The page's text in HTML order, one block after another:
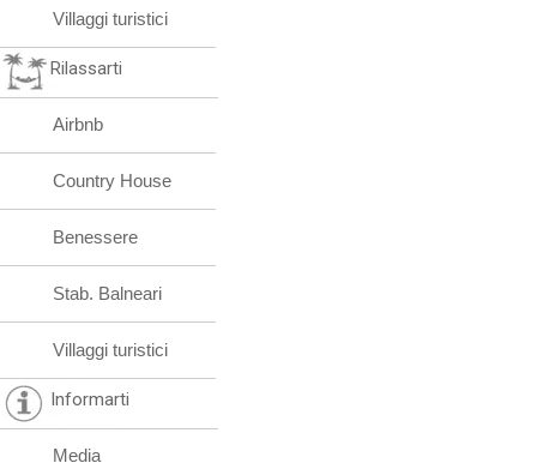
Villaggi turistici
Rilassarti
Airbnb
Country House
Benessere
Stab. Balneari
Villaggi turistici
Informarti
Media